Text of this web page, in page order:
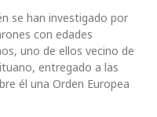
se han investigado por
con edades
uno de ellos vecino de
entregado a las
él una Orden Europea